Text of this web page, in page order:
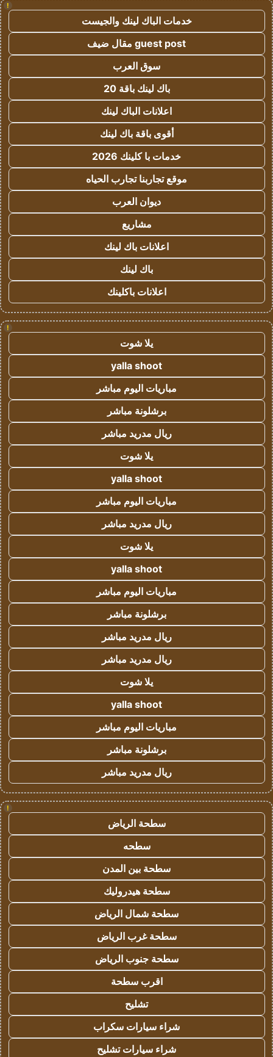
!
خدمات الباك لينك والجيست
guest post مقال ضيف
سوق العرب
باك لينك باقة 20
اعلانات الباك لينك
أقوى باقة باك لينك
خدمات با كلينك 2026
موقع تجاربنا تجارب الحياه
ديوان العرب
مشاريع
اعلانات باك لينك
باك لينك
اعلانات باكلينك
!
يلا شوت
yalla shoot
مباريات اليوم مباشر
برشلونة مباشر
ريال مدريد مباشر
يلا شوت
yalla shoot
مباريات اليوم مباشر
ريال مدريد مباشر
يلا شوت
yalla shoot
مباريات اليوم مباشر
برشلونة مباشر
ريال مدريد مباشر
ريال مدريد مباشر
يلا شوت
yalla shoot
مباريات اليوم مباشر
برشلونة مباشر
ريال مدريد مباشر
!
سطحة الرياض
سطحه
سطحة بين المدن
سطحة هيدروليك
سطحة شمال الرياض
سطحة غرب الرياض
سطحة جنوب الرياض
اقرب سطحة
تشليح
شراء سيارات سكراب
شراء سيارات تشليح